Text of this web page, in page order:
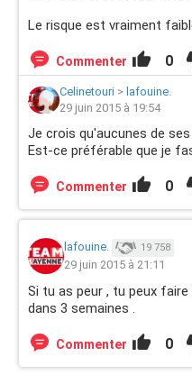
Le risque est vraiment
Commenter 0
Celinetouri > lafouine.
29 juin 2015 à 19:54
Je crois qu'aucunes de
Est-ce préférable que je
Commenter 0
lafouine. 19 758
29 juin 2015 à 21:11
Si tu as peur , tu peux
dans 3 semaines .
Commenter 0